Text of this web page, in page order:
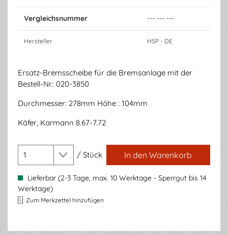
Vergleichsnummer --- --- ---
Hersteller HSP - DE
Ersatz-Bremsscheibe für die Bremsanlage mit der
Bestell-Nr.: 020-3850
Durchmesser: 278mm Höhe : 104mm
Käfer, Karmann 8.67-7.72
/ Stück In den Warenkorb
Lieferbar (2-3 Tage, max. 10 Werktage - Sperrgut bis 14
Werktage)
Zum Merkzettel hinzufügen